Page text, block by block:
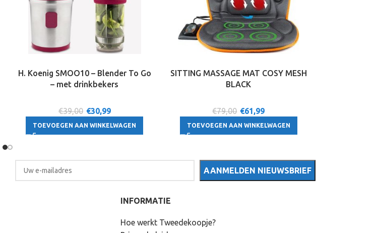
H. Koenig SMOO10 – Blender To Go
– met drinkbekers
€39,00 €30,99
TOEVOEGEN AAN WINKELWAGEN
SITTING MASSAGE MAT COSY MESH
BLACK
€79,00 €61,99
TOEVOEGEN AAN WINKELWAGEN
INFORMATIE
Hoe werkt Tweedekoopje?